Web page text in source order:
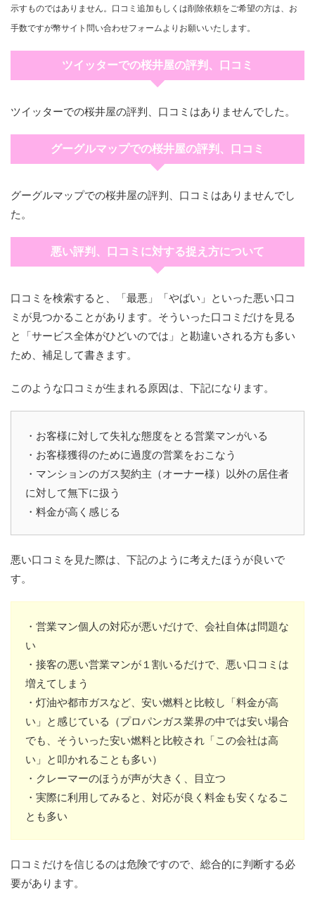
示すものではありません。口コミ追加もしくは削除依頼をご希望の方は、お
手数ですが幣サイト問い合わせフォームよりお願いいたします。
ツイッターでの桜井屋の評判、口コミ
ツイッターでの桜井屋の評判、口コミはありませんでした。
グーグルマップでの桜井屋の評判、口コミ
グーグルマップでの桜井屋の評判、口コミはありませんでし
た。
悪い評判、口コミに対する捉え方について
口コミを検索すると、「最悪」「やばい」といった悪い口コ
ミが見つかることがあります。そういった口コミだけを見る
と「サービス全体がひどいのでは」と勘違いされる方も多い
ため、補足して書きます。
このような口コミが生まれる原因は、下記になります。
・お客様に対して失礼な態度をとる営業マンがいる
・お客様獲得のために過度の営業をおこなう
・マンションのガス契約主（オーナー様）以外の居住者
に対して無下に扱う
・料金が高く感じる
悪い口コミを見た際は、下記のように考えたほうが良いで
す。
・営業マン個人の対応が悪いだけで、会社自体は問題な
い
・接客の悪い営業マンが１割いるだけで、悪い口コミは
増えてしまう
・灯油や都市ガスなど、安い燃料と比較し「料金が高
い」と感じている（プロパンガス業界の中では安い場合
でも、そういった安い燃料と比較され「この会社は高
い」と叩かれることも多い）
・クレーマーのほうが声が大きく、目立つ
・実際に利用してみると、対応が良く料金も安くなるこ
とも多い
口コミだけを信じるのは危険ですので、総合的に判断する必
要があります。